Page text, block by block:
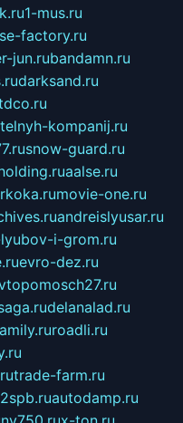
1-mus.ru
factory.ru
jun.rubandamn.ru
darksand.ru
kompanij.ru
snow-guard.ru
aalse.ru
movie-one.ru
andreislyusar.ru
i-grom.ru
evro-dez.ru
delanalad.ru
roadli.ru
trade-farm.ru
autodamp.ru